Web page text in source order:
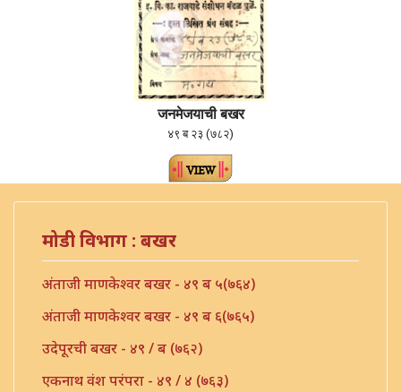
जनमेजयाची बखर
४९ ब २३ (७८२)
मोडी विभाग : बखर
अंताजी माणकेश्वर बखर - ४९ ब ५(७६४)
अंताजी माणकेश्वर बखर - ४९ ब ६(७६५)
उदेपूरची बखर - ४९ / ब (७६२)
एकनाथ वंश परंपरा - ४९ / ४ (७६३)